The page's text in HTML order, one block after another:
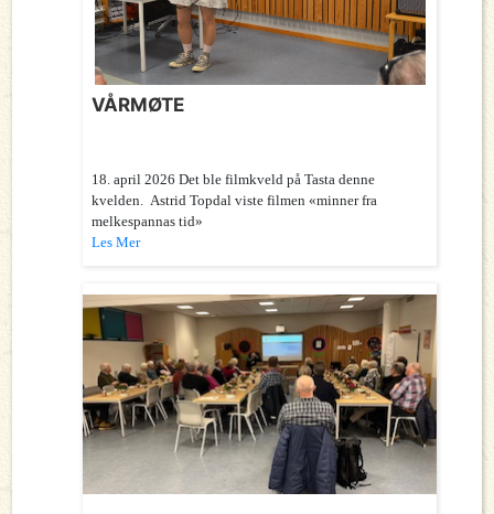
VÅRMØTE
18. april 2026 Det ble filmkveld på Tasta denne
kvelden. Astrid Topdal viste filmen «minner fra
melkespannas tid»
Les Mer